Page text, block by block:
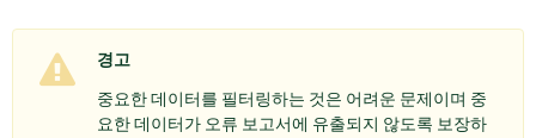
경고
중요한 데이터를 필터링하는 것은 어려운 문제이며 중
요한 데이터가 오류 보고서에 유출되지 않도록 보장하